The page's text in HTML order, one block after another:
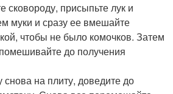
сковороду, присыпьте лук и
муки и сразу ее вмешайте
чтобы не было комочков. Затем
до получения
снова на плиту, доведите до